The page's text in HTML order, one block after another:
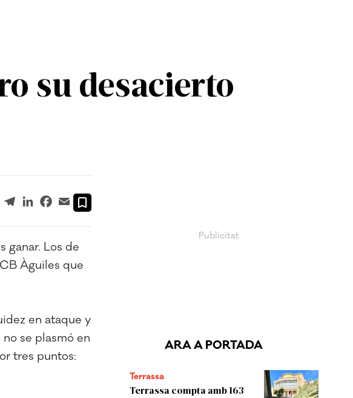
su desacierto
ARA A PORTADA
Terrassa
Terrassa compta amb 163
WhatsApp
TelegramLinkedInFacebook
Email
ganar. Los de
Àguiles que
en ataque y
se plasmó en
tres puntos: